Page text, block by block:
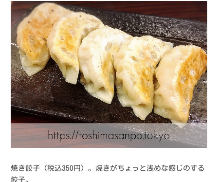
焼き餃子（税込350円）。焼きがちょっと浅めな感じのする
餃子。